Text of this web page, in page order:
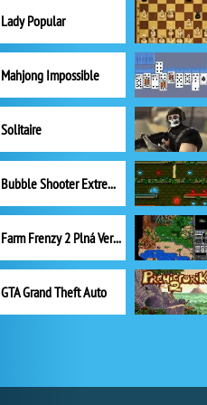
Lady Popular
Mahjong Impossible
Solitaire
Bubble Shooter Extreme
Farm Frenzy 2 Plná Verze
GTA Grand Theft Auto